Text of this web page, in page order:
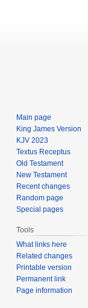
Main page
King James Version
KJV 2023
Textus Receptus
Old Testament
New Testament
Recent changes
Random page
Special pages
Tools
What links here
Related changes
Printable version
Permanent link
Page information